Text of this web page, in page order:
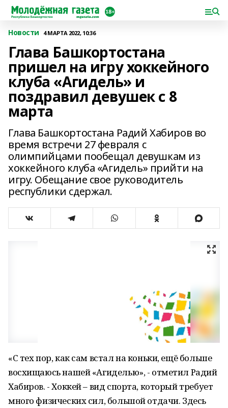
Новости 4 МАРТА 2022, 10:36
Глава Башкортостана
пришел на игру хоккейного
клуба «Агидель» и
поздравил девушек с 8
марта
Глава Башкортостана Радий Хабиров во
время встречи 27 февраля с
олимпийцами пообещал девушкам из
хоккейного клуба «Агидель» прийти на
игру. Обещание свое руководитель
республики сдержал.
«С тех пор, как сам встал на коньки, ещё больше
восхищаюсь нашей «Агиделью», - отметил Радий
Хабиров. - Хоккей – вид спорта, который требует
много физических сил, большой отдачи. Здесь